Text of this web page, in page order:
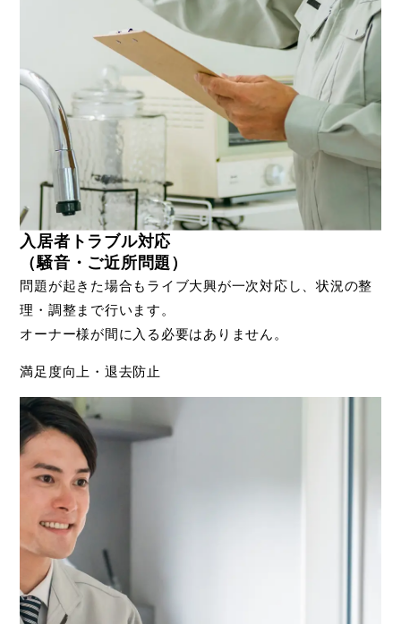
入居者トラブル対応
（騒音・ご近所問題）
問題が起きた場合もライブ大興が一次対応し、状況の整
理・調整まで行います。
オーナー様が間に入る必要はありません。
満足度向上・退去防止